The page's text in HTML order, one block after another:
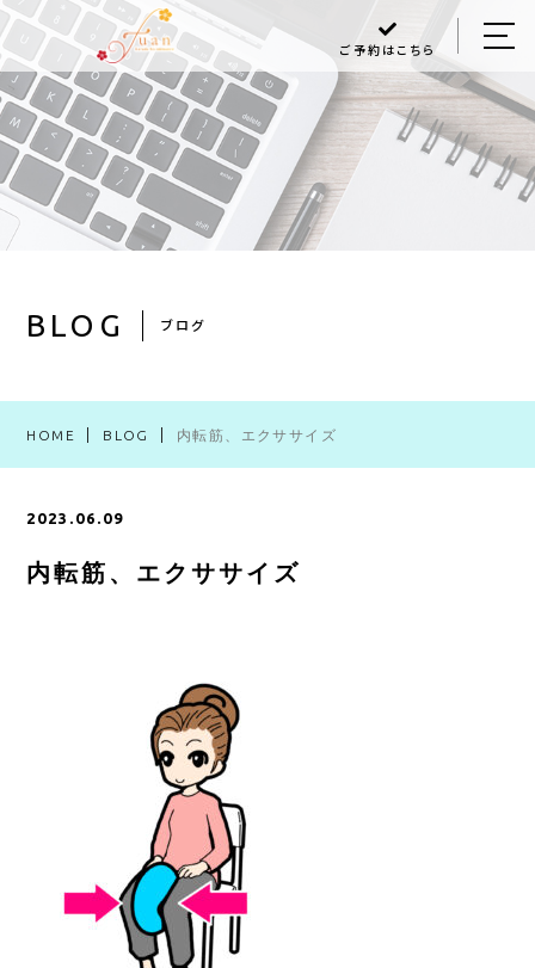
ご予約はこちら
BLOG ブログ
HOME BLOG 内転筋、エクササイズ
2023.06.09
内転筋、エクササイズ
HOME
ABOUT US
MENU
Q＆A
ご予約はこちら